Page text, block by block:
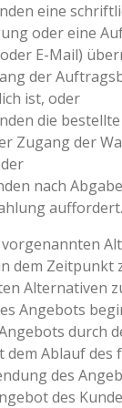
eine
oder eine
E-Mail)
der
ist, oder
die
Zugang der
nach
auffordert.
dem Zeitpunkt
Alternativen
Angebots
durch
dem Ablauf des
des
des